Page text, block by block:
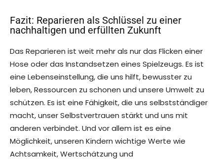
Fazit: Reparieren als Schlüssel zu einer
nachhaltigen und erfüllten Zukunft
Das Reparieren ist weit mehr als nur das Flicken einer
Hose oder das Instandsetzen eines Spielzeugs. Es ist
eine Lebenseinstellung, die uns hilft, bewusster zu
leben, Ressourcen zu schonen und unsere Umwelt zu
schützen. Es ist eine Fähigkeit, die uns selbstständiger
macht, unser Selbstvertrauen stärkt und uns mit
anderen verbindet. Und vor allem ist es eine
Möglichkeit, unseren Kindern wichtige Werte wie
Achtsamkeit, Wertschätzung und